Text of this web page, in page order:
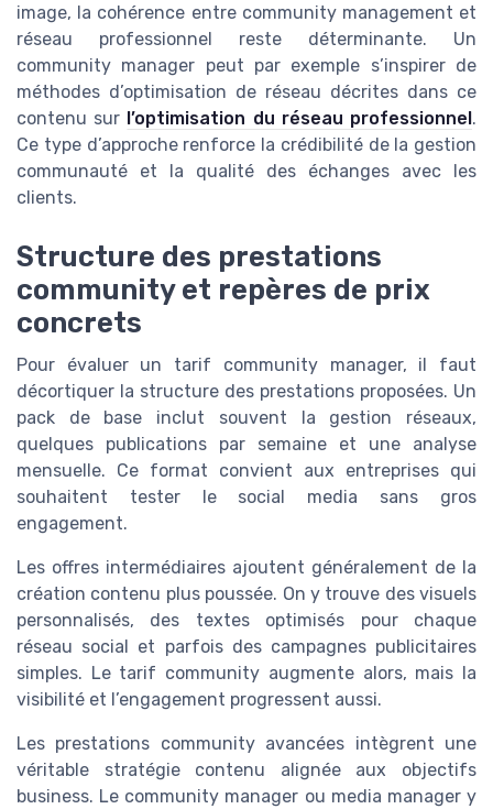
image, la cohérence entre community management et
réseau professionnel reste déterminante. Un
community manager peut par exemple s’inspirer de
méthodes d’optimisation de réseau décrites dans ce
contenu sur l’optimisation du réseau professionnel.
Ce type d’approche renforce la crédibilité de la gestion
communauté et la qualité des échanges avec les
clients.
Structure des prestations
community et repères de prix
concrets
Pour évaluer un tarif community manager, il faut
décortiquer la structure des prestations proposées. Un
pack de base inclut souvent la gestion réseaux,
quelques publications par semaine et une analyse
mensuelle. Ce format convient aux entreprises qui
souhaitent tester le social media sans gros
engagement.
Les offres intermédiaires ajoutent généralement de la
création contenu plus poussée. On y trouve des visuels
personnalisés, des textes optimisés pour chaque
réseau social et parfois des campagnes publicitaires
simples. Le tarif community augmente alors, mais la
visibilité et l’engagement progressent aussi.
Les prestations community avancées intègrent une
véritable stratégie contenu alignée aux objectifs
business. Le community manager ou media manager y